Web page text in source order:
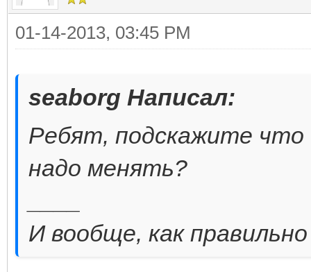
01-14-2013, 03:45 PM
seaborg Написал:
Ребят, подскажите
надо менять?
И вообще, как